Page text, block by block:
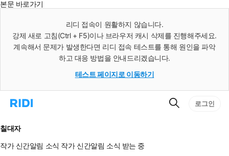
본문 바로가기
리디 접속이 원활하지 않습니다.
강제 새로 고침(Ctrl + F5)이나 브라우저 캐시 삭제를 진행해주세요.
계속해서 문제가 발생한다면 리디 접속 테스트를 통해 원인을 파악
하고 대응 방법을 안내드리겠습니다.
테스트 페이지로 이동하기
리
으
로
이
동
검
로그인
칠대자
작가 신간알림 소식 작가 신간알림 소식 받는 중